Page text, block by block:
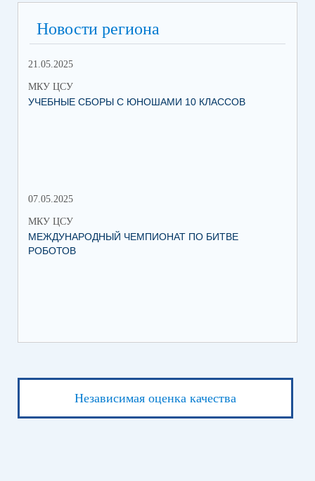
Новости региона
21.05.2025
МКУ ЦСУ
УЧЕБНЫЕ СБОРЫ С ЮНОШАМИ 10 КЛАССОВ
07.05.2025
МКУ ЦСУ
МЕЖДУНАРОДНЫЙ ЧЕМПИОНАТ ПО БИТВЕ
РОБОТОВ
Независимая оценка качества